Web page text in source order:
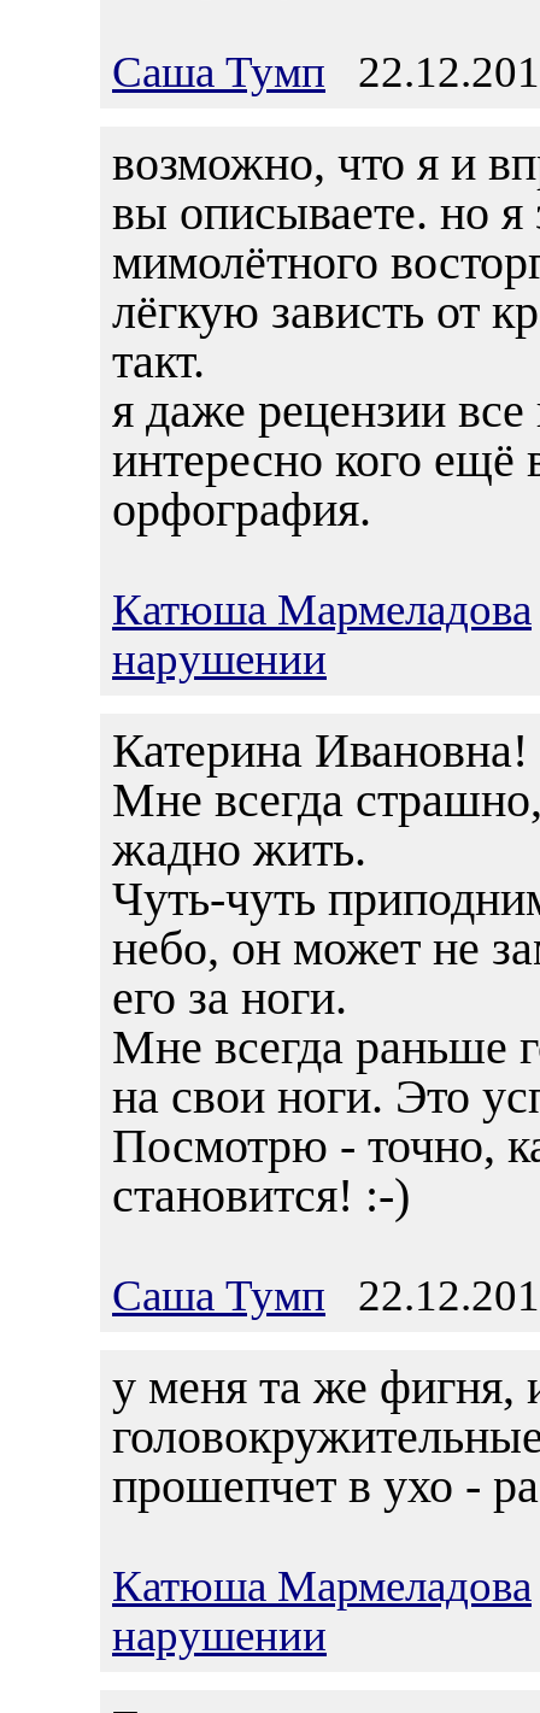
Саша Тумп
возможно, что я и
вы описываете. но
мимолётного
лёгкую зависть от
такт.
я даже рецензии
интересно кого ещё
орфография.
Катюша Мармеладова
нарушении
Катерина Ивановна!
Мне всегда
жадно жить.
Чуть-чуть
небо, он может не
его за ноги.
Мне всегда раньше
на свои ноги. Это
Посмотрю - точно,
становится! :-)
Саша Тумп
у меня та же фигня,
прошепчет в ухо -
Катюша Мармеладова
нарушении